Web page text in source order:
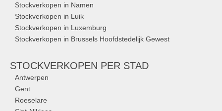
Stockverkopen in Namen
Stockverkopen in Luik
Stockverkopen in Luxemburg
Stockverkopen in Brussels Hoofdstedelijk Gewest
STOCKVERKOPEN PER STAD
Antwerpen
Gent
Roeselare